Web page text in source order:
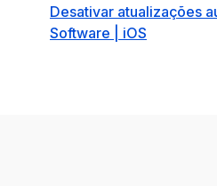
Desativar atualizações
Software | iOS